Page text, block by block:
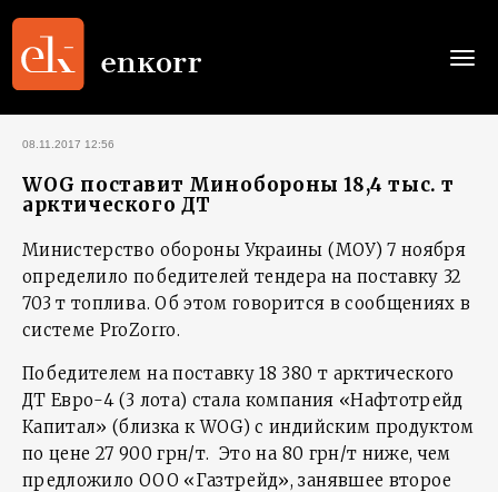
08.11.2017 12:56
WOG поставит Минобороны 18,4 тыс. т
арктического ДТ
Министерство обороны Украины (МОУ) 7 ноября
определило победителей тендера на поставку 32
703 т топлива. Об этом говорится в сообщениях в
системе ProZorro.
Победителем на поставку 18 380 т арктического
ДТ Евро-4 (3 лота) стала компания «Нафтотрейд
Капитал» (близка к WOG) с индийским продуктом
по цене 27 900 грн/т. Это на 80 грн/т ниже, чем
предложило ООО «Газтрейд», занявшее второе